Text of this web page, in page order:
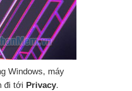
Windows, máy
đi tới Privacy.